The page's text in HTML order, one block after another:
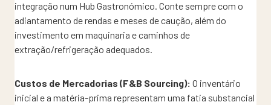
integração num Hub Gastronómico. Conte sempre com o
adiantamento de rendas e meses de caução, além do
investimento em maquinaria e caminhos de
extração/refrigeração adequados.
Custos de Mercadorias (F&B Sourcing): O inventário
inicial e a matéria-prima representam uma fatia substancial